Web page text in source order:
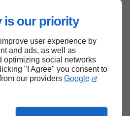
is our priority
user experience by
and ads, as well as
optimizing social networks
"I Agree" you consent to
our providers Google
de page